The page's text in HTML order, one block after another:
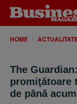
HOME
The
promiţătoare
de până acum